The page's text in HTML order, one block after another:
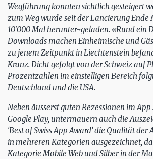
Wegführung konnten sichtlich gesteigert
zum Weg wurde seit der Lancierung Ende
10'000 Mal herunter¬geladen. «Rund ein
Downloads machen Einheimische und
zu jenem Zeitpunkt in Liechtenstein
Kranz. Dicht gefolgt von der Schweiz auf
Prozentzahlen im einstelligen Bereich
Deutschland und die USA.
Neben äusserst guten Rezessionen im
Google Play, untermauern auch die
‘Best of Swiss App Award’ die Qualität der
in mehreren Kategorien ausgezeichnet,
Kategorie Mobile Web und Silber in der